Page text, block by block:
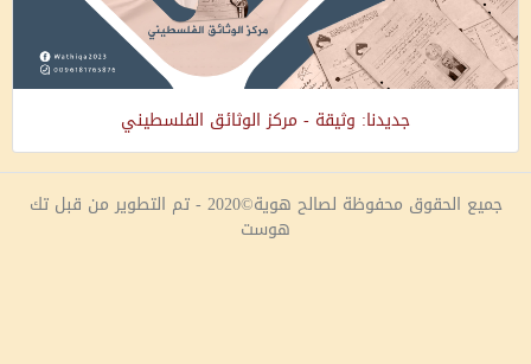
جديدنا: وثيقة - مركز الوثائق الفلسطيني
جميع الحقوق محفوظة لصالح هوية©2020 - تم التطوير من قبل تك
هوست